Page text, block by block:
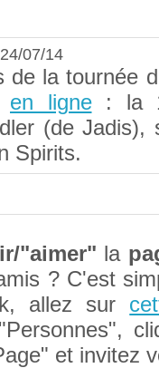
07/14
de la tournée
en ligne: la
(de Jadis),
Spirits.
"aimer" la
? C'est
allez sur
et invitez